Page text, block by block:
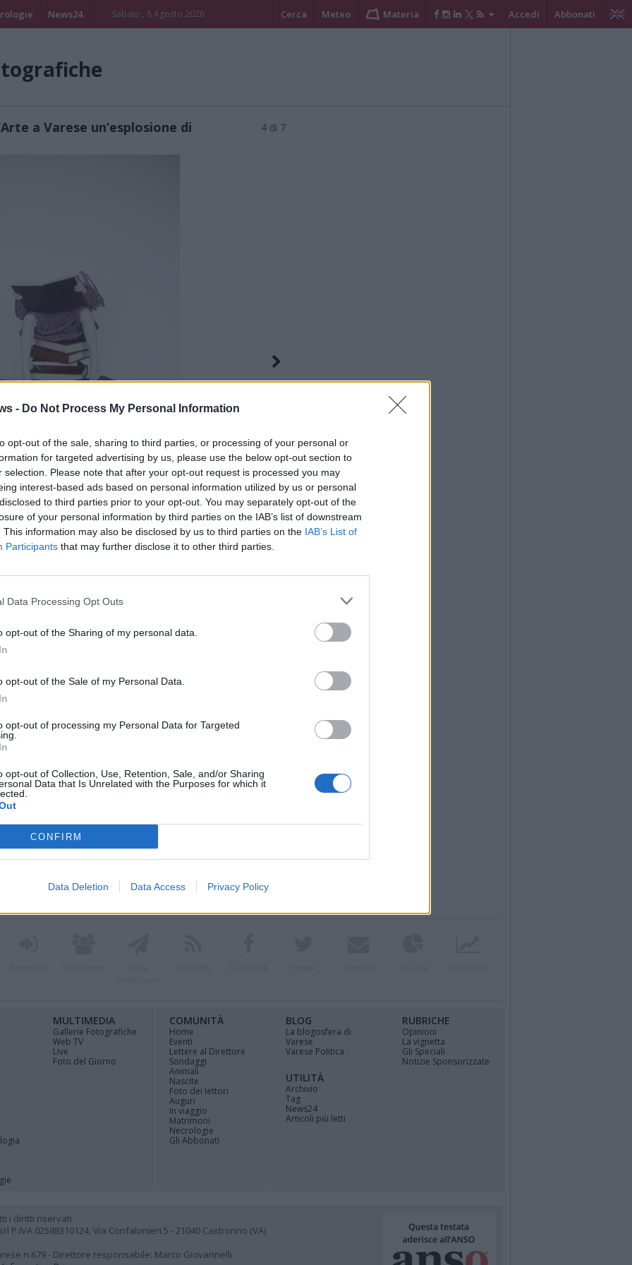
- Do Not Process My Personal Information
opt-out of the sale, sharing to third parties, or processing of your personal or
for targeted advertising by us, please use the below opt-out section to
selection. Please note that after your opt-out request is processed you may
interest-based ads based on personal information utilized by us or personal
to third parties prior to your opt-out. You may separately opt-out of the
of your personal information by third parties on the IAB’s list of downstream
This information may also be disclosed by us to third parties on the IAB’s List of
Participants that may further disclose it to other third parties.
Data Processing Opt Outs
opt-out of the Sharing of my personal data.
opt-out of the Sale of my Personal Data.
opt-out of processing my Personal Data for Targeted
opt-out of Collection, Use, Retention, Sale, and/or Sharing
Data that Is Unrelated with the Purposes for which it
CONFIRM
Data Deletion Data Access Privacy Policy
News24 Sabato , 8 Agosto 2026 Cerca Meteo Materia Accedi Abbonati
a Varese un’esplosione di 4 di 7
riunisce tredici artiste alla galleria
in occasione della Festa della Donna
Redaelli, è una potente onda di
gioia e l’ironia del femminile.
terrà SABATO 8 MARZO dalle 11 alle 13
Galleria in Viale Sant’Antonio 59/61 a
MULTIMEDIA
Gallerie Fotografiche
Web TV
Live
Foto del Giorno
COMUNITÀ
Home
Eventi
Lettere al Direttore
Sondaggi
Animali
Nascite
Foto dei lettori
Auguri
In viaggio
Matrimoni
Necrologie
Gli Abbonati
BLOG
La blogosfera di
Varese
Varese Politica
UTILITÀ
Archivio
Tag
News24
Articoli più letti
RUBRICHE
Opinioni
La vignetta
Gli Speciali
Notizie Sponsorizzate
i diritti riservati
02588310124, Via Confalonieri 5 - 21040 Castronno (VA)
n.679 - Direttore responsabile: Marco Giovannelli